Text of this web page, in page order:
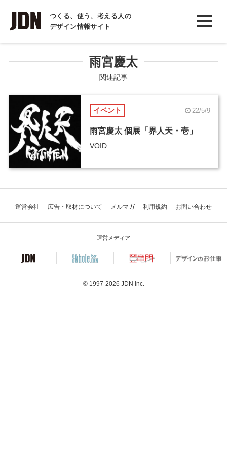
つくる、使う、考える人の
デザイン情報サイト
INTERVIEW
インタビュー
COLUMN
コラム
雨宮慶太
関連記事
イベント 22/5/9
雨宮慶太 個展「界人天・壱」
VOID
運営会社 広告・取材について メルマガ 利用規約 お問い合わせ
運営メディア
© 1997-2026 JDN Inc.